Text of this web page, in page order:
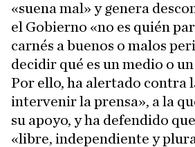
«suena mal» y genera
el Gobierno «no es quién
carnés a buenos o malos
decidir qué es un medio o
Por ello, ha alertado contra
intervenir la prensa», a la
su apoyo, y ha defendido
«libre, independiente y